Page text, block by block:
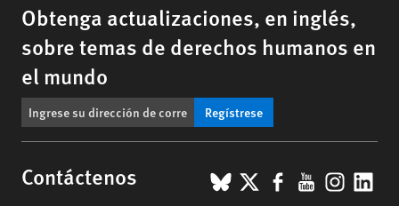
Obtenga actualizaciones, en inglés,
sobre temas de derechos humanos en
el mundo
Regístrese
Contáctenos BlueSky
X Facebook
YouTube